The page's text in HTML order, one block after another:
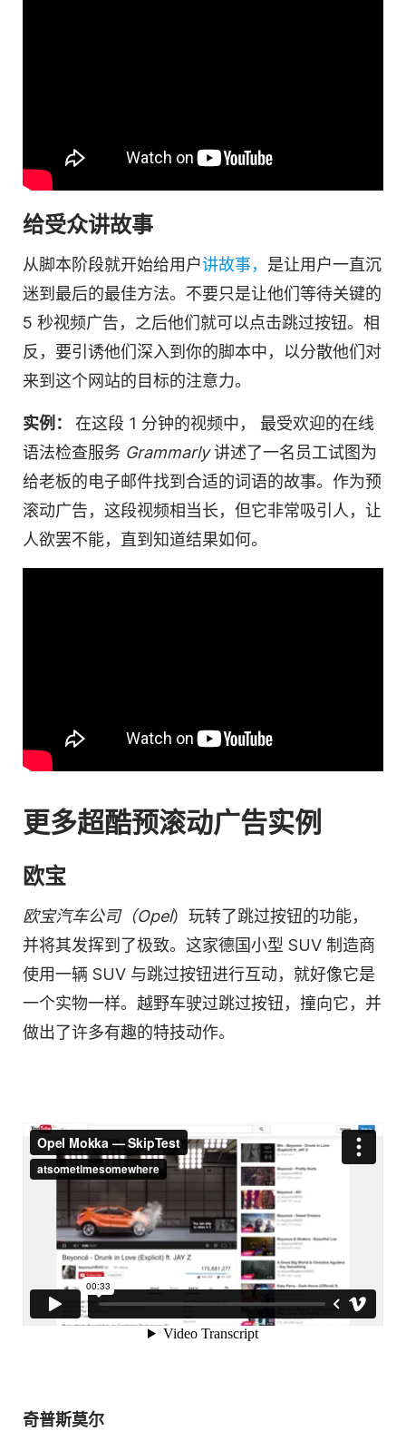
给受众讲故事
从脚本阶段就开始给用户讲故事， 是让用户一直沉
迷到最后的最佳方法。不要只是让他们等待关键的
5 秒视频广告，之后他们就可以点击跳过按钮。相
反，要引诱他们深入到你的脚本中，以分散他们对
来到这个网站的目标的注意力。
实例： 在这段 1 分钟的视频中， 最受欢迎的在线
语法检查服务 Grammarly讲述了一名员工试图为
给老板的电子邮件找到合适的词语的故事。作为预
滚动广告，这段视频相当长，但它非常吸引人，让
人欲罢不能，直到知道结果如何。
更多超酷预滚动广告实例
欧宝
欧宝汽车公司（Opel）玩转了跳过按钮的功能，
并将其发挥到了极致。这家德国小型 SUV 制造商
使用一辆 SUV 与跳过按钮进行互动，就好像它是
一个实物一样。越野车驶过跳过按钮，撞向它，并
做出了许多有趣的特技动作。
奇普斯莫尔